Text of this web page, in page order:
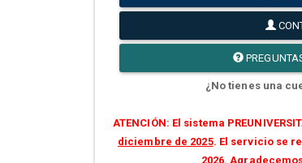
¿No tienes una
ATENCIÓN: El sistema
diciembre de 2025. El servicio se
2026.